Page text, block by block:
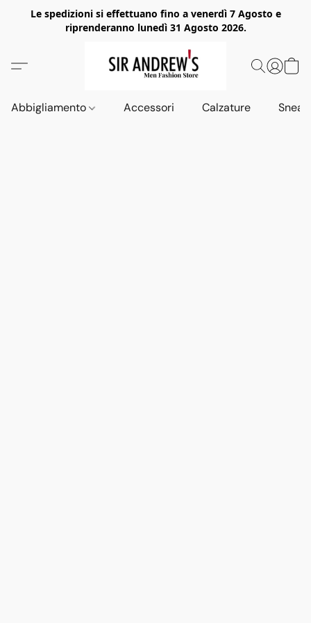
Le spedizioni si effettuano fino a venerdì 7 Agosto e
riprenderanno lunedì 31 Agosto 2026.
Abbigliamento Accessori Calzature